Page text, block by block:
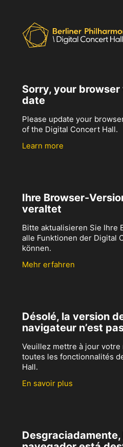
Sorry, your
date
Please update your
of the Digital Concert Hall.
Learn more
Ihre Browser-
veraltet
Bitte aktualisieren Sie Ihre
alle Funktionen der Digital
können.
Mehr erfahren
Désolé, la version
navigateur n’est
Veuillez mettre à jour
toutes les fonctionnalités
Hall.
En savoir plus